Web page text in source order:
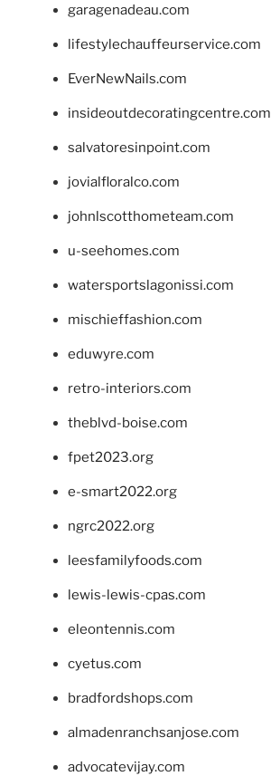
garagenadeau.com
lifestylechauffeurservice.com
EverNewNails.com
insideoutdecoratingcentre.com
salvatoresinpoint.com
jovialfloralco.com
johnlscotthometeam.com
u-seehomes.com
watersportslagonissi.com
mischieffashion.com
eduwyre.com
retro-interiors.com
theblvd-boise.com
fpet2023.org
e-smart2022.org
ngrc2022.org
leesfamilyfoods.com
lewis-lewis-cpas.com
eleontennis.com
cyetus.com
bradfordshops.com
almadenranchsanjose.com
advocatevijay.com